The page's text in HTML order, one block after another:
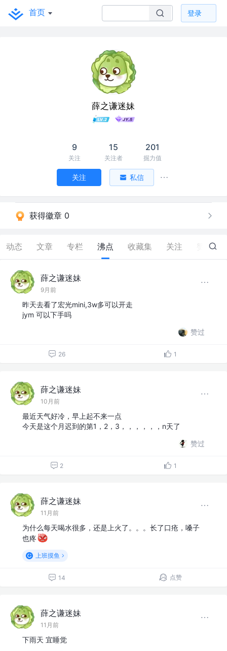
首页 登录
薛之谦迷妹
9
关注
15
关注者
201
掘力值
关注 私信
获得徽章 0
动态 文章 专栏 沸点 收藏集 关注 12
薛之谦迷妹
9月前
昨天去看了宏光mini,3w多可以开走
jym 可以下手吗
赞过
26 1
薛之谦迷妹
10月前
最近天气好冷，早上起不来一点
今天是这个月迟到的第1，2，3，，，，，，n天了
赞过
2 1
薛之谦迷妹
11月前
为什么每天喝水很多，还是上火了。。。长了口疮，嗓子
也疼
上班摸鱼
14 点赞
薛之谦迷妹
11月前
下雨天 宜睡觉